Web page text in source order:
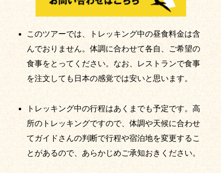
このツアーでは、トレッキング中の昼食料金は含
んでおりません。体調に合わせて各自、ご希望の
食事をとってください。なお、レストランで食事
を注文しても日本の感覚では安いと思います。
トレッキング中の行程はあくまでも予定です。高
所のトレッキングですので、体調や天候に合わせ
てガイドさんの判断で行程や宿泊地を変更するこ
とがあるので、あらかじめご承知おきください。